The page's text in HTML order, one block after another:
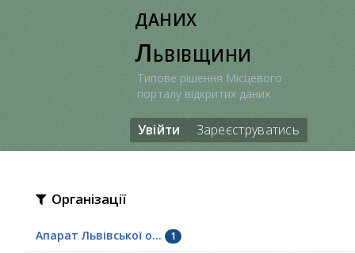
даних
Львівщини
Типове рішення Місцевого
порталу відкритих даних
Увійти Зареєструватись
Організації
Апарат Львівської о... 1